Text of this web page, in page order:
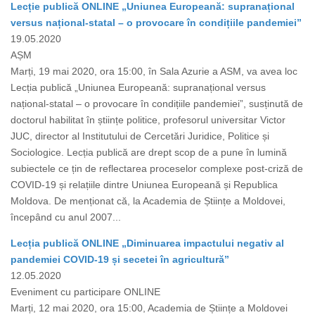
Lecție publică ONLINE „Uniunea Europeană: supranațional
versus național-statal – o provocare în condițiile pandemiei”
19.05.2020
AȘM
Marți, 19 mai 2020, ora 15:00, în Sala Azurie a ASM, va avea loc
Lecția publică „Uniunea Europeană: supranațional versus
național-statal – o provocare în condițiile pandemiei”, susținută de
doctorul habilitat în științe politice, profesorul universitar Victor
JUC, director al Institutului de Cercetări Juridice, Politice și
Sociologice. Lecția publică are drept scop de a pune în lumină
subiectele ce țin de reflectarea proceselor complexe post-criză de
COVID-19 și relațiile dintre Uniunea Europeană și Republica
Moldova. De menționat că, la Academia de Științe a Moldovei,
începând cu anul 2007...
Lecția publică ONLINE „Diminuarea impactului negativ al
pandemiei COVID-19 și secetei în agricultură”
12.05.2020
Eveniment cu participare ONLINE
Marți, 12 mai 2020, ora 15:00, Academia de Științe a Moldovei